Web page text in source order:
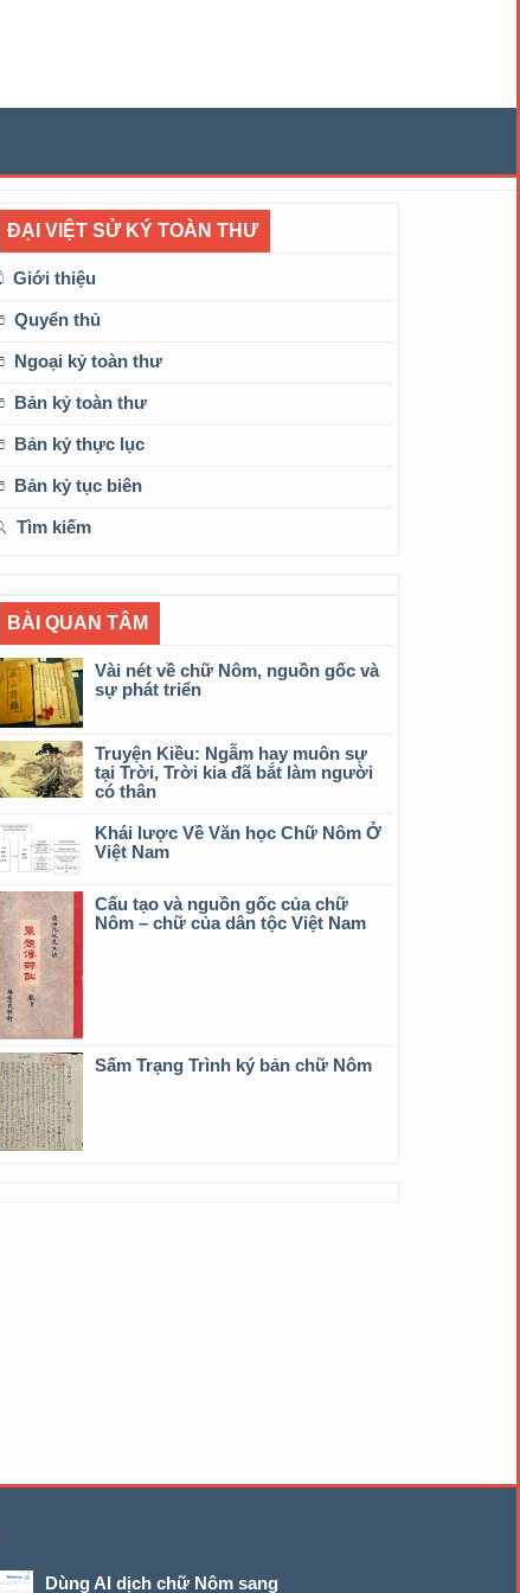
ĐẠI VIỆT SỬ KÝ TOÀN THƯ
Giới thiệu
Quyển thủ
Ngoại kỷ toàn thư
Bản kỷ toàn thư
Bản kỷ thực lục
Bản kỷ tục biên
Tìm kiếm
BÀI QUAN TÂM
Vài nét về chữ Nôm, nguồn gốc và
sự phát triển
Truyện Kiều: Ngẫm hay muôn sự
tại Trời, Trời kia đã bắt làm người
có thân
Khái lược Về Văn học Chữ Nôm Ở
Việt Nam
Cấu tạo và nguồn gốc của chữ
Nôm – chữ của dân tộc Việt Nam
Sấm Trạng Trình ký bản chữ Nôm
Dùng AI dịch chữ Nôm sang